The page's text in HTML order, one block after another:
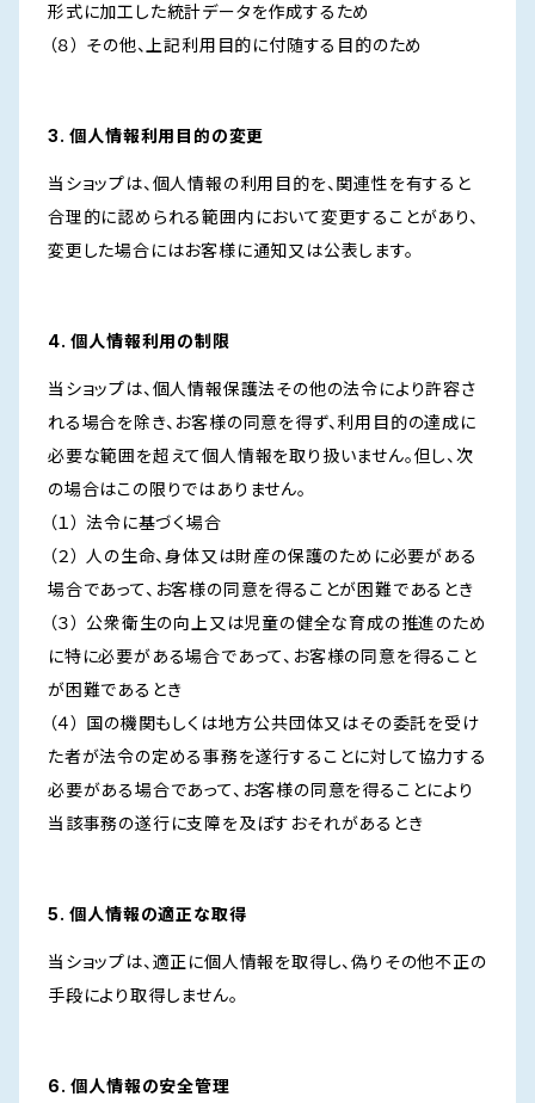
形式に加工した統計データを作成するため
（８） その他、上記利用目的に付随する目的のため
3. 個人情報利用目的の変更
当ショップは、個人情報の利用目的を、関連性を有すると
合理的に認められる範囲内において変更することがあり、
変更した場合にはお客様に通知又は公表します。
4. 個人情報利用の制限
当ショップは、個人情報保護法その他の法令により許容さ
れる場合を除き、お客様の同意を得ず、利用目的の達成に
必要な範囲を超えて個人情報を取り扱いません。但し、次
の場合はこの限りではありません。
（１） 法令に基づく場合
（２） 人の生命、身体又は財産の保護のために必要がある
場合であって、お客様の同意を得ることが困難であるとき
（３） 公衆衛生の向上又は児童の健全な育成の推進のため
に特に必要がある場合であって、お客様の同意を得ること
が困難であるとき
（４） 国の機関もしくは地方公共団体又はその委託を受け
た者が法令の定める事務を遂行することに対して協力する
必要がある場合であって、お客様の同意を得ることにより
当該事務の遂行に支障を及ぼすおそれがあるとき
5. 個人情報の適正な取得
当ショップは、適正に個人情報を取得し、偽りその他不正の
手段により取得しません。
6. 個人情報の安全管理